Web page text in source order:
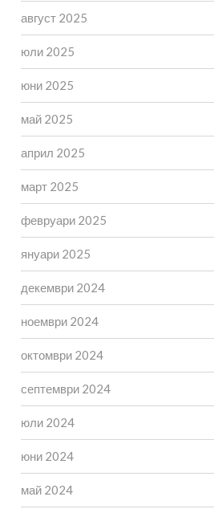
август 2025
юли 2025
юни 2025
май 2025
април 2025
март 2025
февруари 2025
януари 2025
декември 2024
ноември 2024
октомври 2024
септември 2024
юли 2024
юни 2024
май 2024